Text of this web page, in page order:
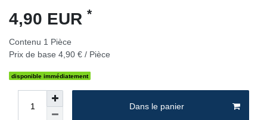
4,90 EUR *
Contenu 1 Pièce
Prix de base 4,90 € / Pièce
disponible immédiatement
Dans le panier